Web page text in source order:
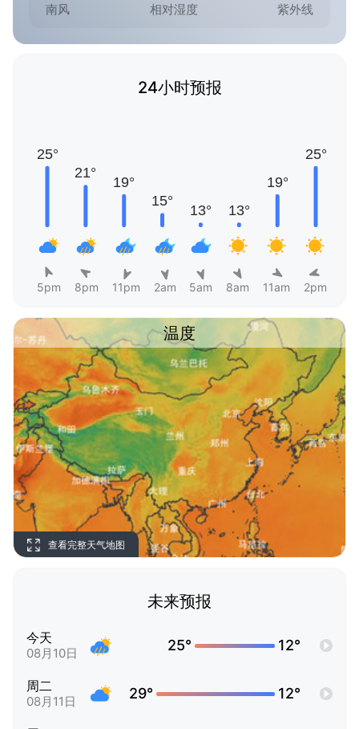
南风 相对湿度 紫外线
24小时预报
5pm 8pm 11pm 2am 5am 8am 11am 2pm
温度
查看完整天气地图
未来预报
今天
08月10日 25° 12°
周二
08月11日 29° 12°